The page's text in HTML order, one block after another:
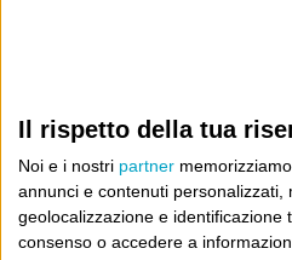
Il rispetto della tua
Noi e i nostri partner
annunci e contenuti personalizzati,
geolocalizzazione e
consenso o accedere a
Filologia
Cookie